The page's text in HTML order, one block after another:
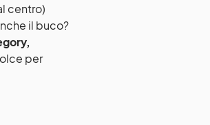
centro)
il buco?
per